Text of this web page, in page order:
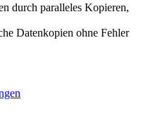
durch paralleles Kopieren,
Datenkopien ohne Fehler